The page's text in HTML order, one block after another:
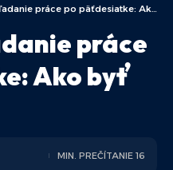
práce po päťdesiatke: Ako byť úspešný?
práce
Ako byť
MIN. PREČÍTANIE 16